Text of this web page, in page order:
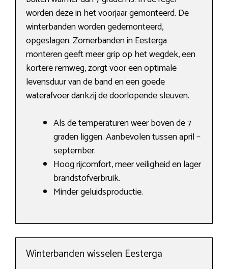
worden deze in het voorjaar gemonteerd. De
winterbanden worden gedemonteerd,
opgeslagen. Zomerbanden in Eesterga
monteren geeft meer grip op het wegdek, een
kortere remweg, zorgt voor een optimale
levensduur van de band en een goede
waterafvoer dankzij de doorlopende sleuven.
Als de temperaturen weer boven de 7
graden liggen. Aanbevolen tussen april –
september.
Hoog rijcomfort, meer veiligheid en lager
brandstofverbruik.
Minder geluidsproductie.
Winterbanden wisselen Eesterga